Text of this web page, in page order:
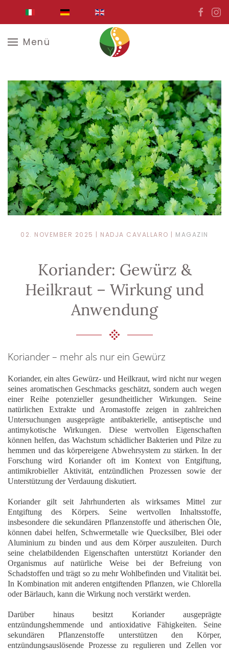
Zum Hauptinhalt springen
Menü
02. NOVEMBER 2025 | NADJA CAVALLARO | MAGAZIN
Koriander: Gewürz &
Heilkraut – Wirkung und
Anwendung
Koriander – mehr als nur ein Gewürz
Koriander, ein altes Gewürz- und Heilkraut, wird nicht nur wegen
seines aromatischen Geschmacks geschätzt, sondern auch wegen
einer Reihe potenzieller gesundheitlicher Wirkungen. Seine
natürlichen Extrakte und Aromastoffe zeigen in zahlreichen
Untersuchungen ausgeprägte antibakterielle, antiseptische und
antimykotische Wirkungen. Diese wertvollen Eigenschaften
können helfen, das Wachstum schädlicher Bakterien und Pilze zu
hemmen und das körpereigene Abwehrsystem zu stärken. In der
Forschung wird Koriander oft im Kontext von Entgiftung,
antimikrobieller Aktivität, entzündlichen Prozessen sowie der
Unterstützung der Verdauung diskutiert.
Koriander gilt seit Jahrhunderten als wirksames Mittel zur
Entgiftung des Körpers. Seine wertvollen Inhaltsstoffe,
insbesondere die sekundären Pflanzenstoffe und ätherischen Öle,
können dabei helfen, Schwermetalle wie Quecksilber, Blei oder
Aluminium zu binden und aus dem Körper auszuleiten. Durch
seine chelatbildenden Eigenschaften unterstützt Koriander den
Organismus auf natürliche Weise bei der Befreiung von
Schadstoffen und trägt so zu mehr Wohlbefinden und Vitalität bei.
In Kombination mit anderen entgiftenden Pflanzen, wie Chlorella
oder Bärlauch, kann die Wirkung noch verstärkt werden.
Darüber hinaus besitzt Koriander ausgeprägte
entzündungshemmende und antioxidative Fähigkeiten. Seine
sekundären Pflanzenstoffe unterstützen den Körper,
entzündungsauslösende Prozesse zu regulieren und Zellen vor